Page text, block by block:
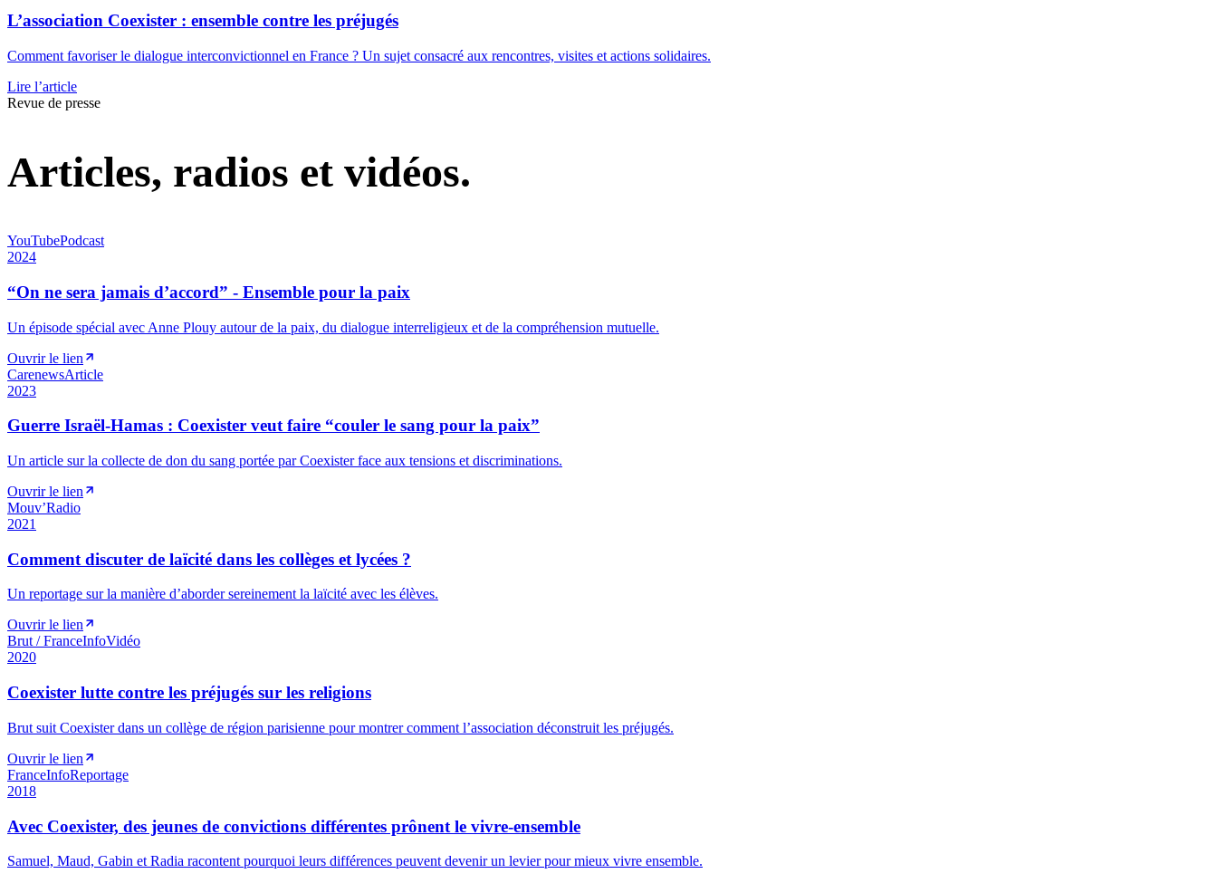
L’association Coexister : ensemble contre les préjugés
Comment favoriser le dialogue interconvictionnel en France ? Un sujet consacré aux rencontres, visites et actions solidaires.
Lire l’article
Revue de presse
Articles, radios et vidéos.
YouTubePodcast
2024
“On ne sera jamais d’accord” - Ensemble pour la paix
Un épisode spécial avec Anne Plouy autour de la paix, du dialogue interreligieux et de la compréhension mutuelle.
Ouvrir le lien
CarenewsArticle
2023
Guerre Israël-Hamas : Coexister veut faire “couler le sang pour la paix”
Un article sur la collecte de don du sang portée par Coexister face aux tensions et discriminations.
Ouvrir le lien
Mouv’Radio
2021
Comment discuter de laïcité dans les collèges et lycées ?
Un reportage sur la manière d’aborder sereinement la laïcité avec les élèves.
Ouvrir le lien
Brut / FranceInfoVidéo
2020
Coexister lutte contre les préjugés sur les religions
Brut suit Coexister dans un collège de région parisienne pour montrer comment l’association déconstruit les préjugés.
Ouvrir le lien
FranceInfoReportage
2018
Avec Coexister, des jeunes de convictions différentes prônent le vivre-ensemble
Samuel, Maud, Gabin et Radia racontent pourquoi leurs différences peuvent devenir un levier pour mieux vivre ensemble.